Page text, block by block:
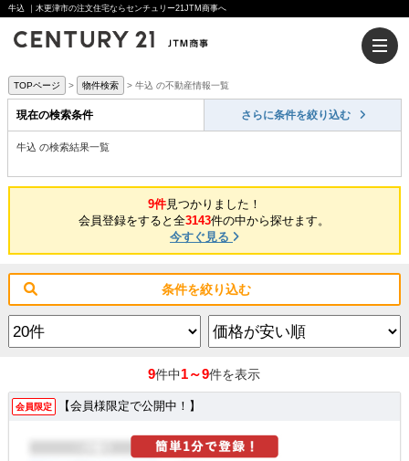
牛込 ｜木更津市の注文住宅ならセンチュリー21JTM商事へ
TOPページ 物件検索 牛込 の不動産情報一覧
現在の検索条件 さらに条件を絞り込む
牛込 の検索結果一覧
9件見つかりました！
会員登録をすると全3143件の中から探せます。
今すぐ見る
条件を絞り込む
9件中1～9件を表示
会員限定 【会員様限定で公開中！】